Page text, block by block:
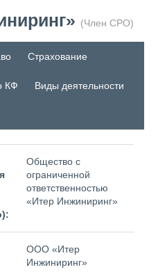
(Член СРО)
Страхование
КФ Виды деятельности
Общество с
ограниченной
ответственностью
«Итер Инжиниринг»
ООО «Итер
Инжиниринг»